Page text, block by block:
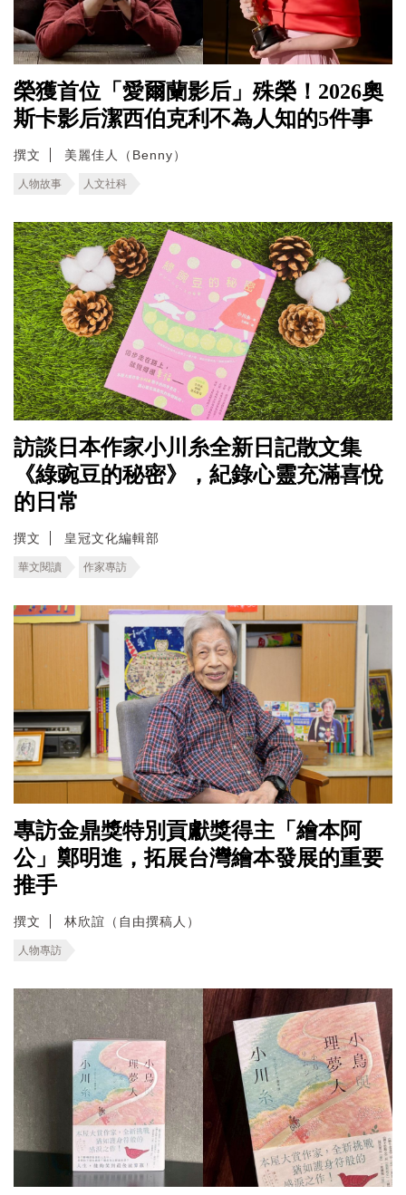
榮獲首位「愛爾蘭影后」殊榮！2026奧
斯卡影后潔西伯克利不為人知的5件事
撰文 美麗佳人（Benny）
人物故事 人文社科
訪談日本作家小川糸全新日記散文集
《綠豌豆的秘密》，紀錄心靈充滿喜悅
的日常
撰文 皇冠文化編輯部
華文閱讀 作家專訪
專訪金鼎獎特別貢獻獎得主「繪本阿
公」鄭明進，拓展台灣繪本發展的重要
推手
撰文 林欣誼（自由撰稿人）
人物專訪